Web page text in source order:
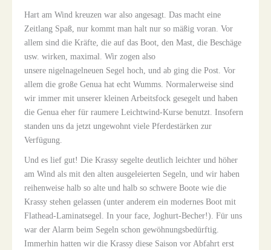
Hart am Wind kreuzen war also angesagt. Das macht eine
Zeitlang Spaß, nur kommt man halt nur so mäßig voran. Vor
allem sind die Kräfte, die auf das Boot, den Mast, die Beschäge
usw. wirken, maximal. Wir zogen also
unsere nigelnagelneuen Segel hoch, und ab ging die Post. Vor
allem die große Genua hat echt Wumms. Normalerweise sind
wir immer mit unserer kleinen Arbeitsfock gesegelt und haben
die Genua eher für raumere Leichtwind-Kurse benutzt. Insofern
standen uns da jetzt ungewohnt viele Pferdestärken zur
Verfügung.
Und es lief gut! Die Krassy segelte deutlich leichter und höher
am Wind als mit den alten ausgeleierten Segeln, und wir haben
reihenweise halb so alte und halb so schwere Boote wie die
Krassy stehen gelassen (unter anderem ein modernes Boot mit
Flathead-Laminatsegel. In your face, Joghurt-Becher!). Für uns
war der Alarm beim Segeln schon gewöhnungsbedürftig.
Immerhin hatten wir die Krassy diese Saison vor Abfahrt erst